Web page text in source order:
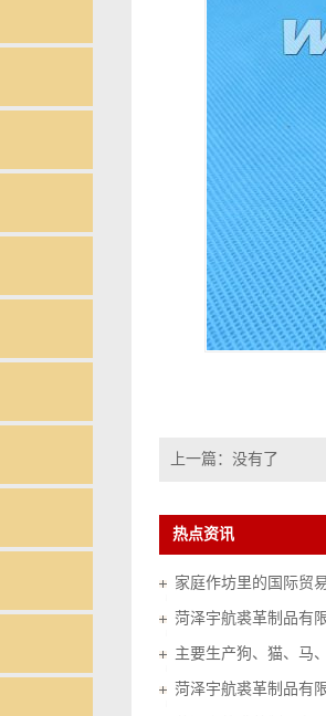
上一篇：没有了
热点资讯
家庭作坊里的国际贸易
菏泽宇航裘革制品有
菏泽宇航裘革制品有